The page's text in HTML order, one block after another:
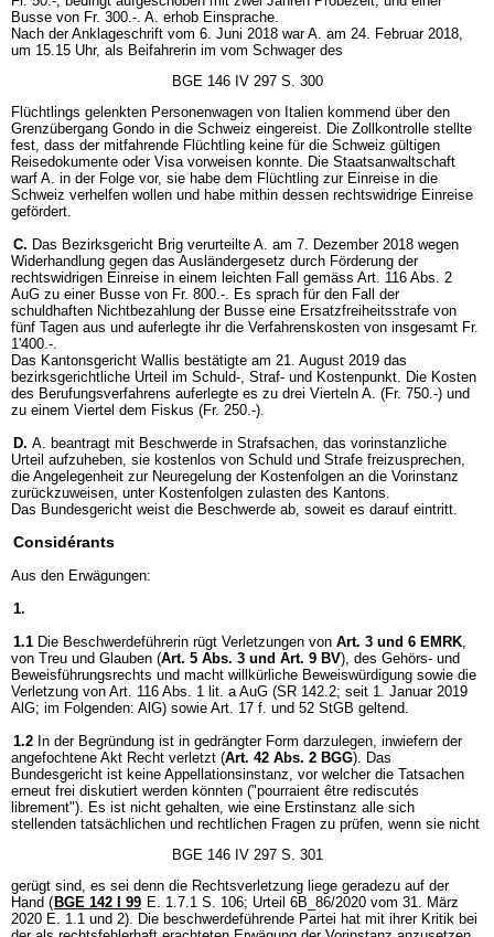
Busse von Fr. 300.-. A. erhob Einsprache.
Nach der Anklageschrift vom 6. Juni 2018 war A. am 24. Februar 2018,
um 15.15 Uhr, als Beifahrerin im vom Schwager des
BGE 146 IV 297 S. 300
Flüchtlings gelenkten Personenwagen von Italien kommend über den
Grenzübergang Gondo in die Schweiz eingereist. Die Zollkontrolle stellte
fest, dass der mitfahrende Flüchtling keine für die Schweiz gültigen
Reisedokumente oder Visa vorweisen konnte. Die Staatsanwaltschaft
warf A. in der Folge vor, sie habe dem Flüchtling zur Einreise in die
Schweiz verhelfen wollen und habe mithin dessen rechtswidrige Einreise
gefördert.
C. Das Bezirksgericht Brig verurteilte A. am 7. Dezember 2018 wegen
Widerhandlung gegen das Ausländergesetz durch Förderung der
rechtswidrigen Einreise in einem leichten Fall gemäss Art. 116 Abs. 2
AuG zu einer Busse von Fr. 800.-. Es sprach für den Fall der
schuldhaften Nichtbezahlung der Busse eine Ersatzfreiheitsstrafe von
fünf Tagen aus und auferlegte ihr die Verfahrenskosten von insgesamt Fr.
1'400.-.
Das Kantonsgericht Wallis bestätigte am 21. August 2019 das
bezirksgerichtliche Urteil im Schuld-, Straf- und Kostenpunkt. Die Kosten
des Berufungsverfahrens auferlegte es zu drei Vierteln A. (Fr. 750.-) und
zu einem Viertel dem Fiskus (Fr. 250.-).
D. A. beantragt mit Beschwerde in Strafsachen, das vorinstanzliche
Urteil aufzuheben, sie kostenlos von Schuld und Strafe freizusprechen,
die Angelegenheit zur Neuregelung der Kostenfolgen an die Vorinstanz
zurückzuweisen, unter Kostenfolgen zulasten des Kantons.
Das Bundesgericht weist die Beschwerde ab, soweit es darauf eintritt.
Considérants
Aus den Erwägungen:
1.
1.1 Die Beschwerdeführerin rügt Verletzungen von Art. 3 und 6 EMRK,
von Treu und Glauben (Art. 5 Abs. 3 und Art. 9 BV), des Gehörs- und
Beweisführungsrechts und macht willkürliche Beweiswürdigung sowie die
Verletzung von Art. 116 Abs. 1 lit. a AuG (SR 142.2; seit 1. Januar 2019
AlG; im Folgenden: AlG) sowie Art. 17 f. und 52 StGB geltend.
1.2 In der Begründung ist in gedrängter Form darzulegen, inwiefern der
angefochtene Akt Recht verletzt (Art. 42 Abs. 2 BGG). Das
Bundesgericht ist keine Appellationsinstanz, vor welcher die Tatsachen
erneut frei diskutiert werden könnten ("pourraient être rediscutés
librement"). Es ist nicht gehalten, wie eine Erstinstanz alle sich
stellenden tatsächlichen und rechtlichen Fragen zu prüfen, wenn sie nicht
BGE 146 IV 297 S. 301
gerügt sind, es sei denn die Rechtsverletzung liege geradezu auf der
Hand ( BGE 142 I 99 E. 1.7.1 S. 106; Urteil 6B_86/2020 vom 31. März
2020 E. 1.1 und 2). Die beschwerdeführende Partei hat mit ihrer Kritik bei